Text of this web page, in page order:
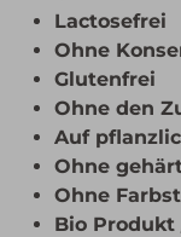
Lactosefrei
Ohne
Glutenfrei
Ohne den
Auf
Ohne
Ohne
Bio Produkt